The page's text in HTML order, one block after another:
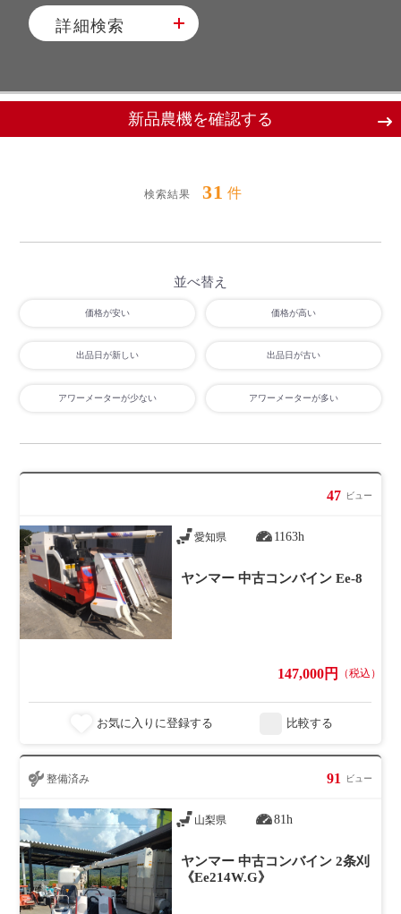
詳細検索
新品農機を確認する
検索結果 31 件
並べ替え
価格が安い 価格が高い
出品日が新しい 出品日が古い
アワーメーターが少ない アワーメーターが多い
47 ビュー
愛知県 1163h
ヤンマー 中古コンバイン Ee-8
147,000円 （税込）
お気に入りに登録する 比較する
整備済み 91 ビュー
山梨県 81h
ヤンマー 中古コンバイン 2条刈
《Ee214W.G》